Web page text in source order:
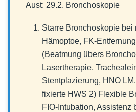
Aust: 29.2. Bronchoskopie
Starre Bronchoskopie bei
Hämoptoe, FK-
(Beatmung übers
Lasertherapie,
Stentplazierung, HNO
fixierte HWS 2) Flexible
FIO-Intubation, Assistenz